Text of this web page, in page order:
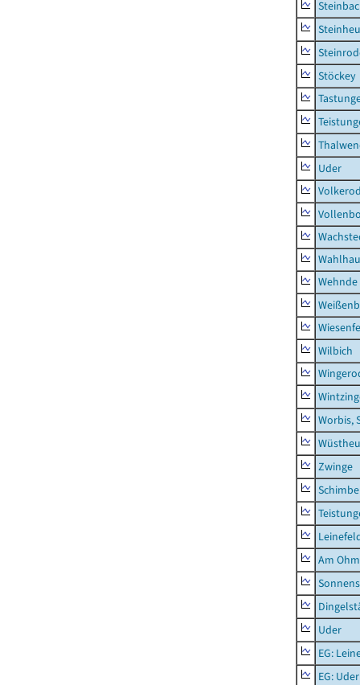
Stöckey
Uder
Wehnde
Wilbich
Worbis,
Zwinge
Am
Uder
EG:
EG: Uder